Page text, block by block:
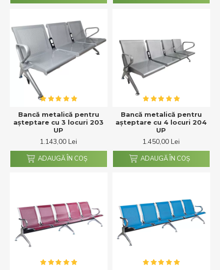
Bancă metalică pentru
așteptare cu 3 locuri 203
UP
1.143,00 Lei
ADAUGĂ ÎN COŞ
Bancă metalică pentru
așteptare cu 4 locuri 204
UP
1.450,00 Lei
ADAUGĂ ÎN COŞ